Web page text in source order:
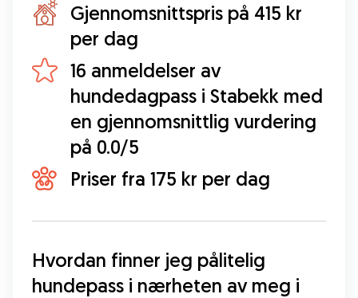
Gjennomsnittspris på 415 kr
per dag
16 anmeldelser av
hundedagpass i Stabekk med
en gjennomsnittlig vurdering
på 0.0/5
Priser fra 175 kr per dag
Hvordan finner jeg pålitelig
hundepass i nærheten av meg i